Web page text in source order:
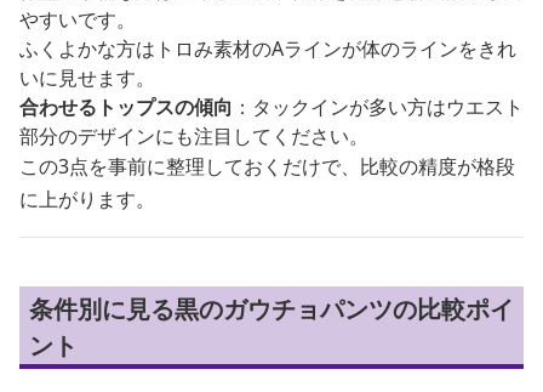
やすいです。
ふくよかな方はトロみ素材のAラインが体のラインをきれ
いに見せます。
合わせるトップスの傾向 ：タックインが多い方はウエスト
部分のデザインにも注目してください。
この3点を事前に整理しておくだけで、比較の精度が格段
に上がります。
条件別に見る黒のガウチョパンツの比較ポイ
ント